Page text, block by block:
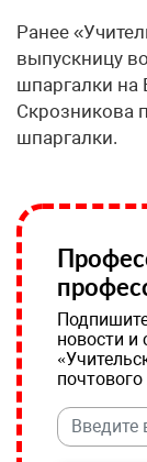
Ранее
выпускницу
шпаргалки на
Скрозникова
шпаргалки.
новости и